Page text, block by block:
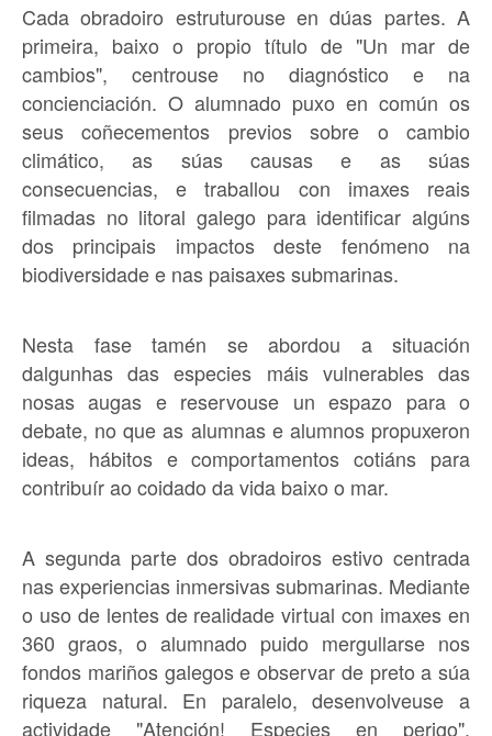
Cada obradoiro estruturouse en dúas partes. A
primeira, baixo o propio título de "Un mar de
cambios", centrouse no diagnóstico e na
concienciación. O alumnado puxo en común os
seus coñecementos previos sobre o cambio
climático, as súas causas e as súas
consecuencias, e traballou con imaxes reais
filmadas no litoral galego para identificar algúns
dos principais impactos deste fenómeno na
biodiversidade e nas paisaxes submarinas.
Nesta fase tamén se abordou a situación
dalgunhas das especies máis vulnerables das
nosas augas e reservouse un espazo para o
debate, no que as alumnas e alumnos propuxeron
ideas, hábitos e comportamentos cotiáns para
contribuír ao coidado da vida baixo o mar.
A segunda parte dos obradoiros estivo centrada
nas experiencias inmersivas submarinas. Mediante
o uso de lentes de realidade virtual con imaxes en
360 graos, o alumnado puido mergullarse nos
fondos mariños galegos e observar de preto a súa
riqueza natural. En paralelo, desenvolveuse a
actividade "Atención! Especies en perigo",